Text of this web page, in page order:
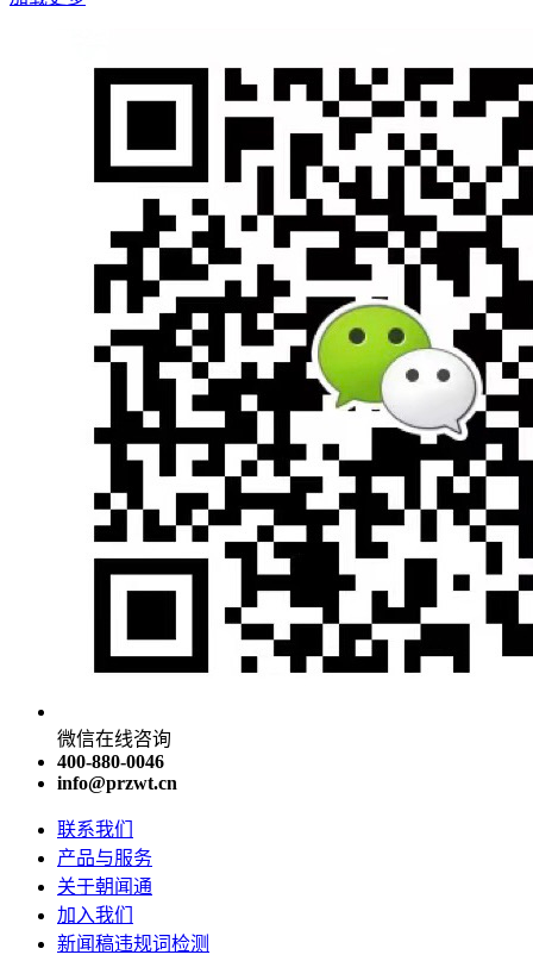
微信在线咨询
400-880-0046
info@przwt.cn
联系我们
产品与服务
关于朝闻通
加入我们
新闻稿违规词检测